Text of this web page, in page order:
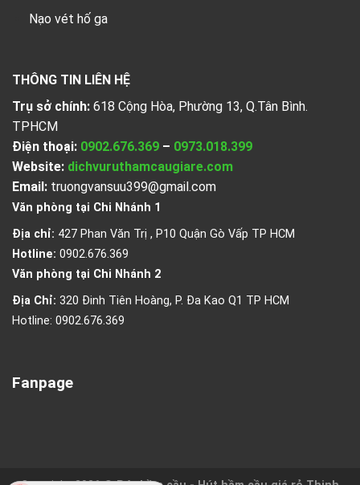
Nạo vét hố ga
THÔNG TIN LIÊN HỆ
Trụ sở chính: 618 Cộng Hòa, Phường 13, Q.Tân Bình.
TPHCM
Điện thoại: 0902.676.369 – 0973.018.399
Website: dichvuruthamcaugiare.com
Email: truongvansuu399@gmail.com
Văn phòng tại Chi Nhánh 1
Địa chỉ: 427 Phan Văn Trị , P10 Quận Gò Vấp TP HCM
Hotline: 0902.676.369
Văn phòng tại Chi Nhánh 2
Địa Chỉ: 320 Đinh Tiên Hoàng, P. Đa Kao Q1 TP HCM
Hotline: 0902.676.369
Fanpage